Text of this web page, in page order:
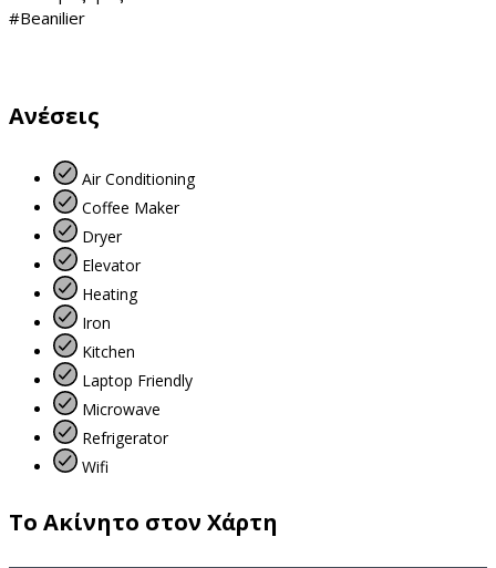
#Beanilier
Ανέσεις
Air Conditioning
Coffee Maker
Dryer
Elevator
Heating
Iron
Kitchen
Laptop Friendly
Microwave
Refrigerator
Wifi
Το Ακίνητο στον Χάρτη